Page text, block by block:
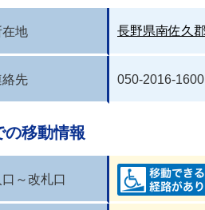
在地 長野県南佐久
絡先 050-2016-1600
の移動情報
～改札口